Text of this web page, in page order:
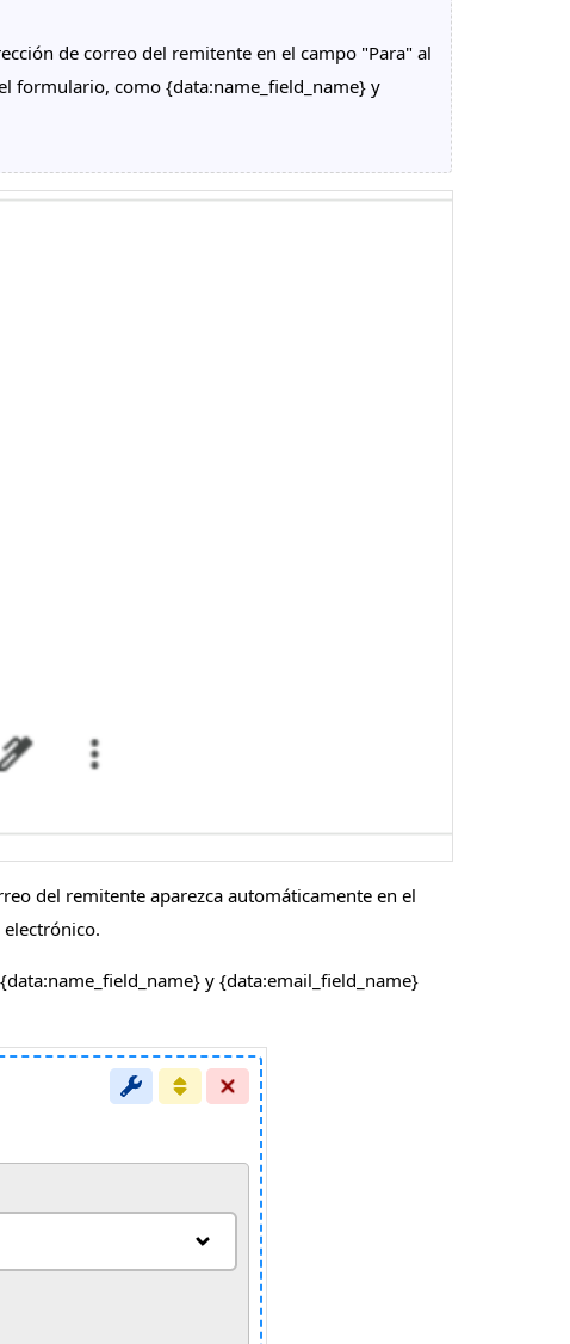
de correo del remitente en el campo "Para" al
formulario, como {data:name_field_name} y
del remitente aparezca automáticamente en el
electrónico.
y {data:email_field_name}